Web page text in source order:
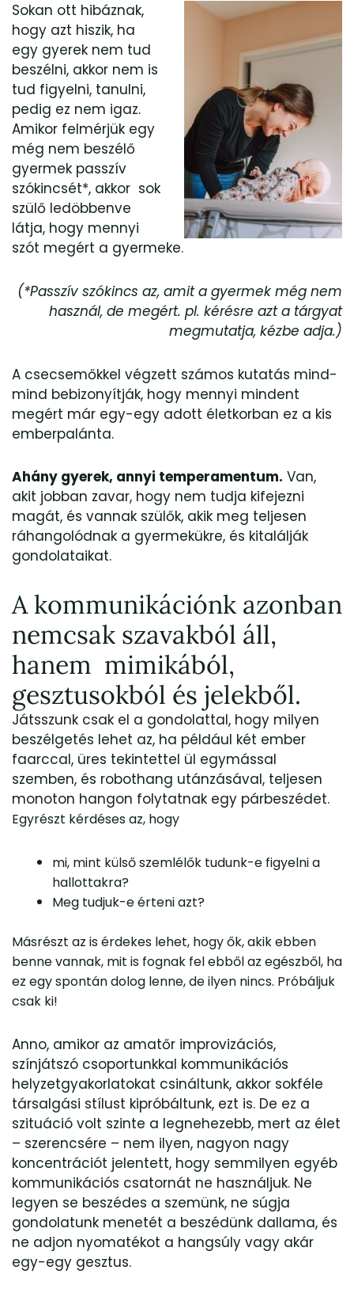
Sokan ott hibáznak,
hogy azt hiszik, ha
egy gyerek nem tud
beszélni, akkor nem is
tud figyelni, tanulni,
pedig ez nem igaz.
Amikor felmérjük egy
még nem beszélő
gyermek passzív
szókincsét*, akkor sok
szülő ledöbbenve
látja, hogy mennyi
szót megért a gyermeke.
(*Passzív szókincs az, amit a gyermek még nem
használ, de megért. pl. kérésre azt a tárgyat
megmutatja, kézbe adja.)
A csecsemőkkel végzett számos kutatás mind-
mind bebizonyítják, hogy mennyi mindent
megért már egy-egy adott életkorban ez a kis
emberpalánta.
Ahány gyerek, annyi temperamentum. Van,
akit jobban zavar, hogy nem tudja kifejezni
magát, és vannak szülők, akik meg teljesen
ráhangolódnak a gyermekükre, és kitalálják
gondolataikat.
A kommunikációnk azonban
nemcsak szavakból áll,
hanem mimikából,
gesztusokból és jelekből.
Játsszunk csak el a gondolattal, hogy milyen
beszélgetés lehet az, ha például két ember
faarccal, üres tekintettel ül egymással
szemben, és robothang utánzásával, teljesen
monoton hangon folytatnak egy párbeszédet.
Egyrészt kérdéses az, hogy
mi, mint külső szemlélők tudunk-e figyelni a
hallottakra?
Meg tudjuk-e érteni azt?
Másrészt az is érdekes lehet, hogy ők, akik ebben
benne vannak, mit is fognak fel ebből az egészből, ha
ez egy spontán dolog lenne, de ilyen nincs. Próbáljuk
csak ki!
Anno, amikor az amatőr improvizációs,
színjátszó csoportunkkal kommunikációs
helyzetgyakorlatokat csináltunk, akkor sokféle
társalgási stílust kipróbáltunk, ezt is. De ez a
szituáció volt szinte a legnehezebb, mert az élet
– szerencsére – nem ilyen, nagyon nagy
koncentrációt jelentett, hogy semmilyen egyéb
kommunikációs csatornát ne használjuk. Ne
legyen se beszédes a szemünk, ne súgja
gondolatunk menetét a beszédünk dallama, és
ne adjon nyomatékot a hangsúly vagy akár
egy-egy gesztus.